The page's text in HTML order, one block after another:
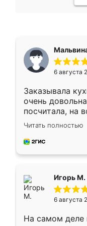
6 августа
Заказывала
очень
посчитала, на
Замерщик
делу со всей
за день,
Читать полностью
Игорь М.
6 августа
На самом деле